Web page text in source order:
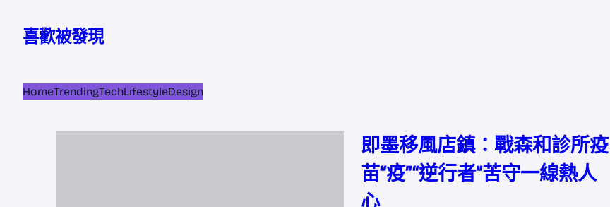
喜歡被發現
HomeTrendingTechLifestyleDesign
即墨移風店鎮：戰森和診所疫
苗“疫”“逆行者”苦守一線熱人
心